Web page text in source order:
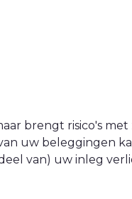
brengt risico's met
uw beleggingen
van) uw inleg